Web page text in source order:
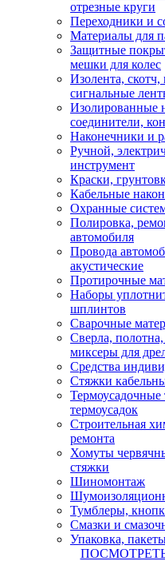
отрезные круги
Переходники и
Материалы для
Защитные
мешки для колес
Изолента,
сигнальные
Изолированные
соединители,
Наконечники и
Ручной,
инструмент
Краски,
Кабельные
Охранные
Полировка,
автомобиля
Провода
акустические
Протирочные
Наборы
шплинтов
Сварочные
Сверла,
миксеры для
Средства
Стяжки
термоусадок
Строительная
ремонта
Хомуты
стяжки
Шиномонтаж
Тумблеры,
Смазки и
Упаковка,